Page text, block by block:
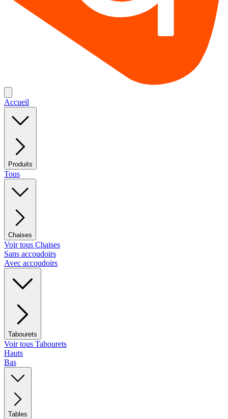
Accueil
Produits
Tous
Chaises
Voir tous Chaises
Sans accoudoirs
Avec accoudoirs
Tabourets
Voir tous Tabourets
Hauts
Bas
Tables